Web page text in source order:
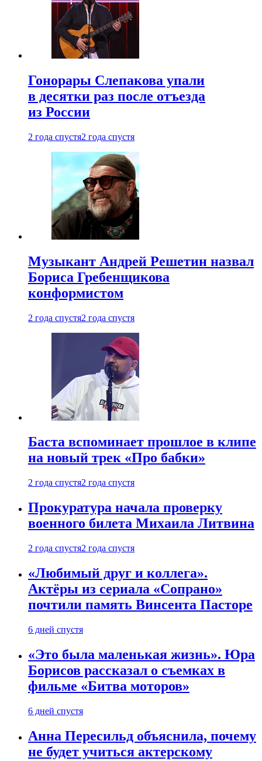
Гонорары Слепакова упали
в десятки раз после отъезда
из России
2 года спустя2 года спустя
Музыкант Андрей Решетин назвал
Бориса Гребенщикова
конформистом
2 года спустя2 года спустя
Баста вспоминает прошлое в клипе
на новый трек «Про бабки»
2 года спустя2 года спустя
Прокуратура начала проверку
военного билета Михаила Литвина
2 года спустя2 года спустя
«Любимый друг и коллега».
Актёры из сериала «Сопрано»
почтили память Винсента Пасторе
6 дней спустя
«Это была маленькая жизнь». Юра
Борисов рассказал о съемках в
фильме «Битва моторов»
6 дней спустя
Анна Пересильд объяснила, почему
не будет учиться актерскому